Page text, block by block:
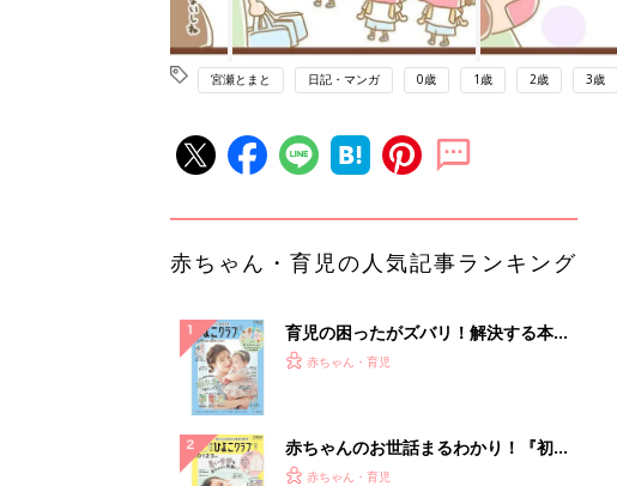
宮瀬とまと 日記・マンガ 0歳 1歳 2歳 3歳
赤ちゃん・育児の人気記事ランキング
育児の困ったがズバリ！解決する本
『ひよこクラブ 夏号』 4カ月～2才
赤ちゃん・育児
赤ちゃんのお世話まるわかり！『初め
てのひよこクラブ 夏号』〈巻頭大特
赤ちゃん・育児